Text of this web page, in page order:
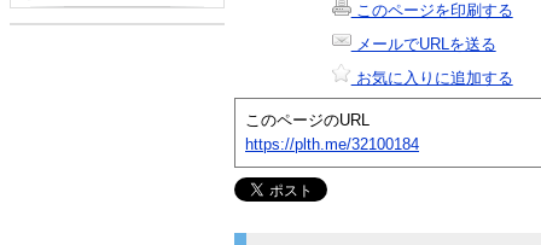
このページを印刷する
メールでURLを送る
お気に入りに追加する
このページのURL
https://plth.me/32100184